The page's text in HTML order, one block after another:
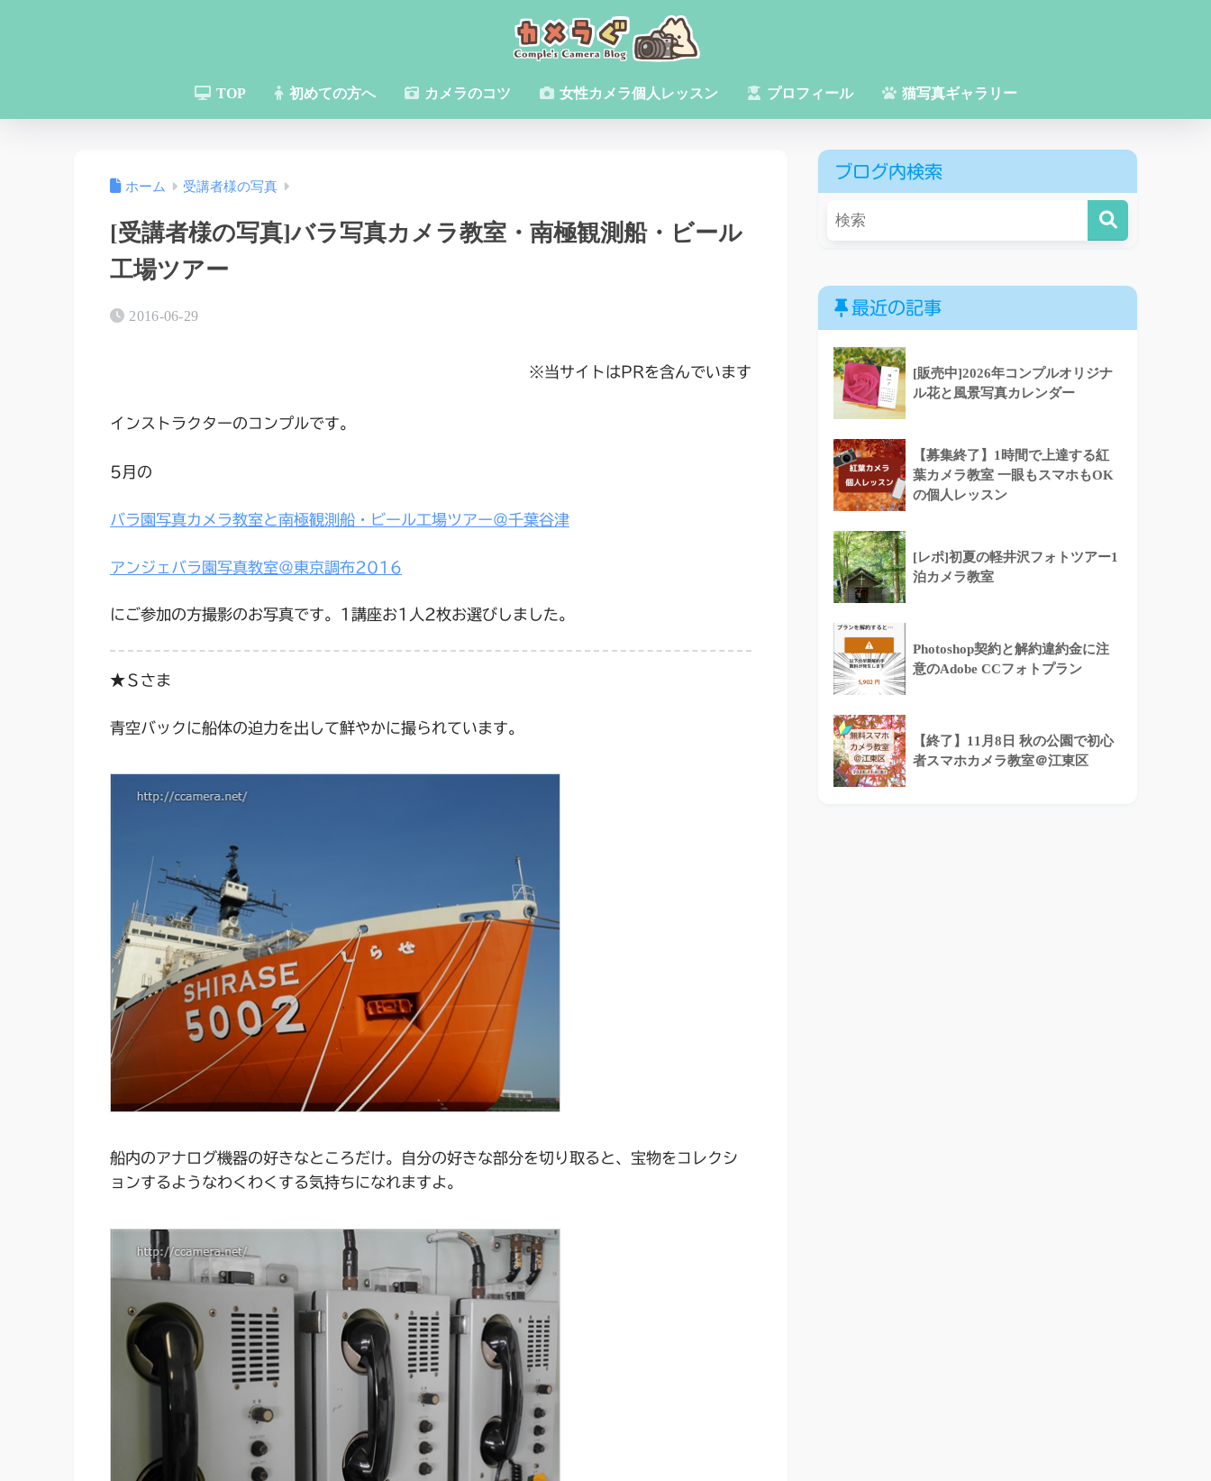
TOP 初めての方へ カメラのコツ 女性カメラ個人レッスン プロフィール 猫写真ギャラリー
ホーム 受講者様の写真
[受講者様の写真]バラ写真カメラ教室・南極観測船・ビール
工場ツアー
2016-06-29
※当サイトはPRを含んでいます
インストラクターのコンプルです。
5月の
バラ園写真カメラ教室と南極観測船・ビール工場ツアー＠千葉谷津
アンジェバラ園写真教室＠東京調布2016
にご参加の方撮影のお写真です。1講座お1人2枚お選びしました。
★Ｓさま
青空バックに船体の迫力を出して鮮やかに撮られています。
船内のアナログ機器の好きなところだけ。自分の好きな部分を切り取ると、宝物をコレクシ
ョンするようなわくわくする気持ちになれますよ。
ブログ内検索
最近の記事
[販売中]2026年コンプルオリジナ
ル花と風景写真カレンダー
【募集終了】1時間で上達する紅
葉カメラ教室 一眼もスマホもOK
の個人レッスン
[レポ]初夏の軽井沢フォトツアー1
泊カメラ教室
Photoshop契約と解約違約金に注
意のAdobe CCフォトプラン
【終了】11月8日 秋の公園で初心
者スマホカメラ教室＠江東区